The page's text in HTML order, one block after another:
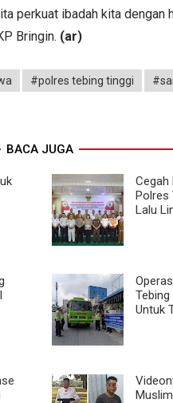
perkuat ibadah kita
Bringin. (ar)
#polres tebing tinggi
BACA JUGA
Cegah
Polres
Lalu
Untuk